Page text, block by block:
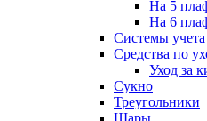
На 5
На 6
Системы
Средства по
Уход за
Сукно
Треугольники
Шары